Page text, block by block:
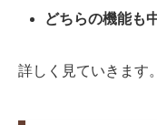
どちらの機能も
詳しく見ていきます。